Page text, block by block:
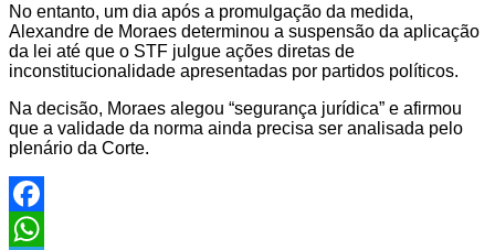
No entanto, um dia após a promulgação da medida,
Alexandre de Moraes determinou a suspensão da aplicação
da lei até que o STF julgue ações diretas de
inconstitucionalidade apresentadas por partidos políticos.
Na decisão, Moraes alegou “segurança jurídica” e afirmou
que a validade da norma ainda precisa ser analisada pelo
plenário da Corte.
Facebook